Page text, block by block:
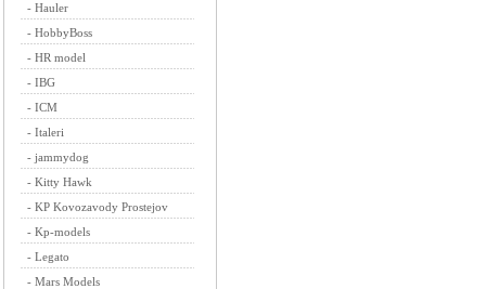
- Hauler
- HobbyBoss
- HR model
- IBG
- ICM
- Italeri
- jammydog
- Kitty Hawk
- KP Kovozavody Prostejov
- Kp-models
- Legato
- Mars Models